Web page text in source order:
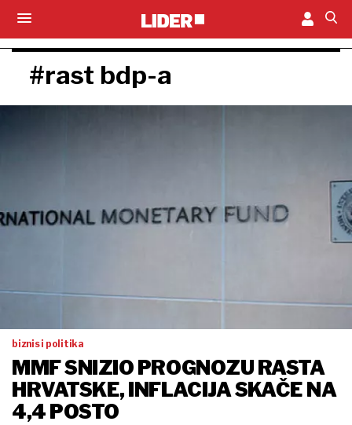
#rast bdp-a
biznis i politika
MMF SNIZIO PROGNOZU RASTA
HRVATSKE, INFLACIJA SKAČE NA
4,4 POSTO